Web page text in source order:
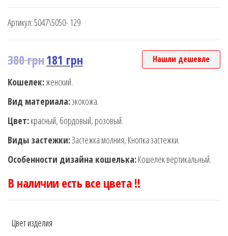
Артикул:5047\5050- 129
380грн181 грн Нашли дешевле
Кошелек:женский.
Вид материала:экокожа.
Цвет:красный, бордовый, розовый.
Виды застежки:Застежка молния, Кнопка застежки.
Особенности дизайна кошелька:Кошелек вертикальный.
В наличии есть все цвета !!
Цвет изделия